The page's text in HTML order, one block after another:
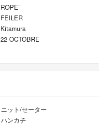
ROPE’
FEILER
Kitamura
22 OCTOBRE
ニット/セーター
ハンカチ